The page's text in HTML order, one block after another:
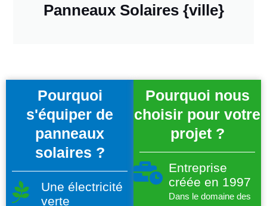
Panneaux Solaires {ville}
Pourquoi
s'équiper de
panneaux
solaires ?
Une électricité
verte
Pourquoi nous
choisir pour votre
projet ?
Entreprise
créée en 1997
Dans le domaine des